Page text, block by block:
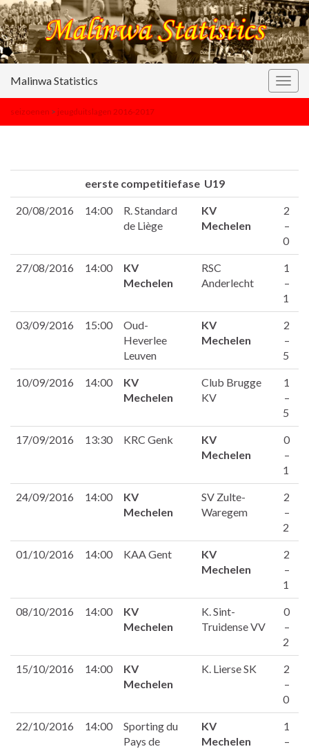
Malinwa Statistics
seizoenen > jeugduitslagen 2016-2017
eerste competitiefase U19
20/08/2016 14:00
R. Standard
de Liège
KV
Mechelen
2
–
0
27/08/2016 14:00
KV
Mechelen
RSC
Anderlecht
1
–
1
03/09/2016 15:00
Oud-
Heverlee
Leuven
KV
Mechelen
2
–
5
10/09/2016 14:00
KV
Mechelen
Club Brugge
KV
1
–
5
17/09/2016 13:30 KRC Genk
KV
Mechelen
0
–
1
24/09/2016 14:00
KV
Mechelen
SV Zulte-
Waregem
2
–
2
01/10/2016 14:00 KAA Gent
KV
Mechelen
2
–
1
08/10/2016 14:00
KV
Mechelen
K. Sint-
Truidense VV
0
–
2
15/10/2016 14:00
KV
Mechelen
K. Lierse SK
2
–
0
22/10/2016 14:00
Sporting du
Pays de
KV
Mechelen
1
–